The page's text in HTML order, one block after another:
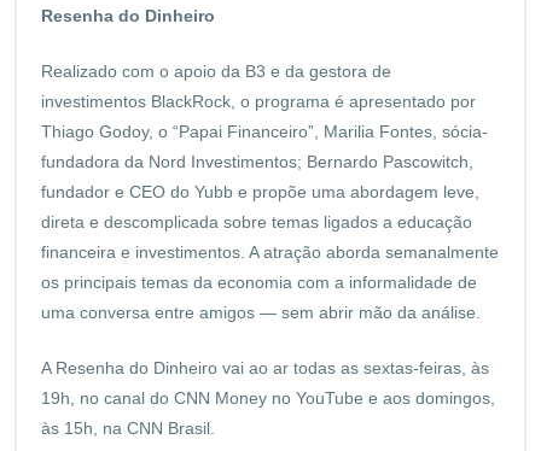
Resenha do Dinheiro
Realizado com o apoio da B3 e da gestora de
investimentos BlackRock, o programa é apresentado por
Thiago Godoy, o “Papai Financeiro”, Marilia Fontes, sócia-
fundadora da Nord Investimentos; Bernardo Pascowitch,
fundador e CEO do Yubb e propõe uma abordagem leve,
direta e descomplicada sobre temas ligados a educação
financeira e investimentos. A atração aborda semanalmente
os principais temas da economia com a informalidade de
uma conversa entre amigos — sem abrir mão da análise.
A Resenha do Dinheiro vai ao ar todas as sextas-feiras, às
19h, no canal do CNN Money no YouTube e aos domingos,
às 15h, na CNN Brasil.